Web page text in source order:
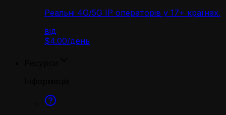
Реальні 4G/5G IP операторів у 17+ країнах.
від
$4.00/день